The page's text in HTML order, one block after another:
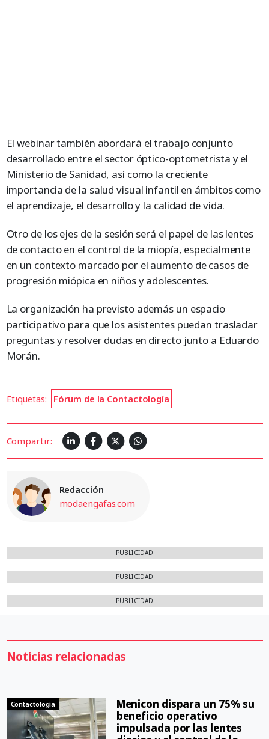
El webinar también abordará el trabajo conjunto
desarrollado entre el sector óptico-optometrista y el
Ministerio de Sanidad, así como la creciente
importancia de la salud visual infantil en ámbitos como
el aprendizaje, el desarrollo y la calidad de vida.
Otro de los ejes de la sesión será el papel de las lentes
de contacto en el control de la miopía, especialmente
en un contexto marcado por el aumento de casos de
progresión miópica en niños y adolescentes.
La organización ha previsto además un espacio
participativo para que los asistentes puedan trasladar
preguntas y resolver dudas en directo junto a Eduardo
Morán.
Etiquetas: Fórum de la Contactología
Compartir:
Redacción
modaengafas.com
PUBLICIDAD
PUBLICIDAD
PUBLICIDAD
Noticias relacionadas
Contactología
Menicon dispara un 75% su
beneficio operativo
impulsada por las lentes